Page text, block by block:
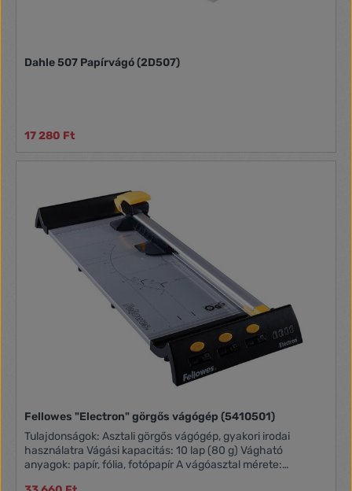
Dahle 507 Papírvágó (2D507)
17 280 Ft
Fellowes "Electron" görgős vágógép (5410501)
Tulajdonságok: Asztali görgős vágógép, gyakori irodai
használatra Vágási kapacitás: 10 lap (80 g) Vágható
anyagok: papír, fólia, fotópapír A vágóasztal mérete: